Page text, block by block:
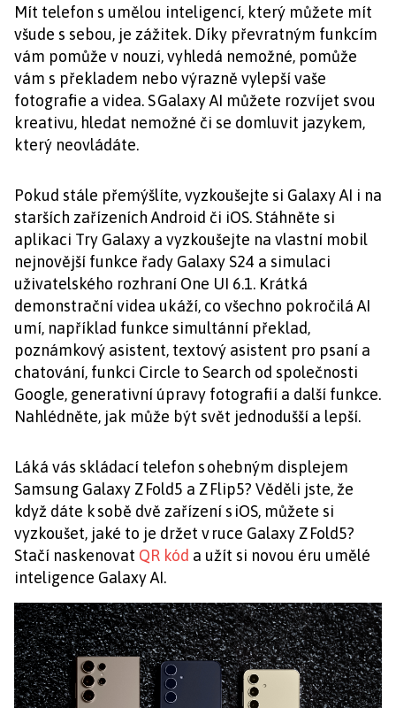
Mít telefon s umělou inteligencí, který můžete mít
všude s sebou, je zážitek. Díky převratným funkcím
vám pomůže v nouzi, vyhledá nemožné, pomůže
vám s překladem nebo výrazně vylepší vaše
fotografie a videa. S Galaxy AI můžete rozvíjet svou
kreativu, hledat nemožné či se domluvit jazykem,
který neovládáte.
Pokud stále přemýšlíte, vyzkoušejte si Galaxy AI i na
starších zařízeních Android či iOS. Stáhněte si
aplikaci Try Galaxy a vyzkoušejte na vlastní mobil
nejnovější funkce řady Galaxy S24 a simulaci
uživatelského rozhraní One UI 6.1. Krátká
demonstrační videa ukáží, co všechno pokročilá AI
umí, například funkce simultánní překlad,
poznámkový asistent, textový asistent pro psaní a
chatování, funkci Circle to Search od společnosti
Google, generativní úpravy fotografií a další funkce.
Nahlédněte, jak může být svět jednodušší a lepší.
Láká vás skládací telefon s ohebným displejem
Samsung Galaxy Z Fold5 a Z Flip5? Věděli jste, že
když dáte k sobě dvě zařízení s iOS, můžete si
vyzkoušet, jaké to je držet v ruce Galaxy Z Fold5?
Stačí naskenovat QR kód a užít si novou éru umělé
inteligence Galaxy AI.